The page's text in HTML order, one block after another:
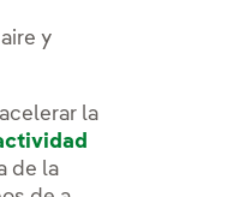
y
la
de la